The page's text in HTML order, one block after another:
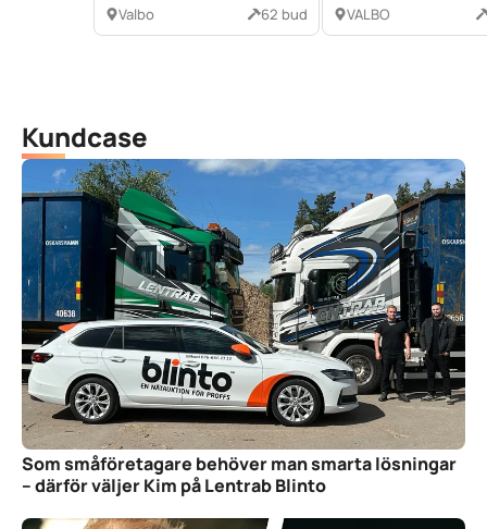
Valbo 62 bud VALBO
Kundcase
Som småföretagare behöver man smarta lösningar
– därför väljer Kim på Lentrab Blinto